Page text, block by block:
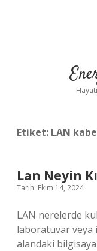
Etiket: LAN
Lan Neyin
Tarih: Ekim 14, 2024
LAN nerelerde
laboratuvar veya
alandaki